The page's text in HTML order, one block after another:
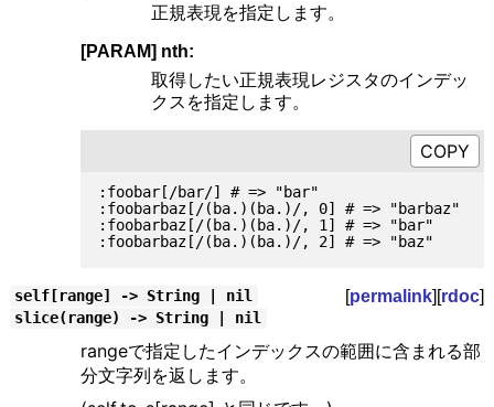
正規表現を指定します。
[PARAM] nth:
取得したい正規表現レジスタのインデッ
クスを指定します。
:foobar[/bar/] # => "bar"
:foobarbaz[/(ba.)(ba.)/, 0] # => "barbaz"
:foobarbaz[/(ba.)(ba.)/, 1] # => "bar"
self[range] -> String | nil [permalink][rdoc]
slice(range) -> String | nil
rangeで指定したインデックスの範囲に含まれる部
分文字列を返します。